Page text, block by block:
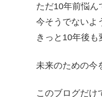
ただ10年前悩ん
今そうでないよ
きっと10年後も
未来のための今
このブログだけ